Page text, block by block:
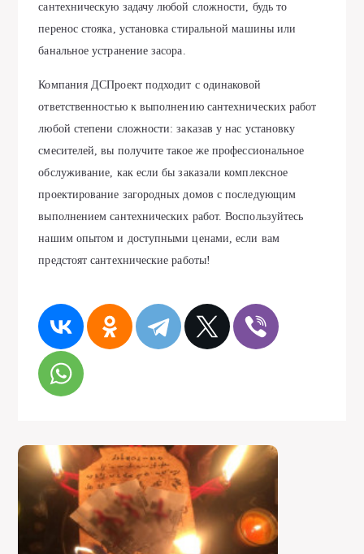
сантехническую задачу любой сложности, будь то
перенос стояка, установка стиральной машины или
банальное устранение засора.
Компания ДСПроект подходит с одинаковой
ответственностью к выполнению сантехнических работ
любой степени сложности: заказав у нас установку
смесителей, вы получите такое же профессиональное
обслуживание, как если бы заказали комплексное
проектирование загородных домов с последующим
выполнением сантехнических работ. Воспользуйтесь
нашим опытом и доступными ценами, если вам
предстоят сантехнические работы!